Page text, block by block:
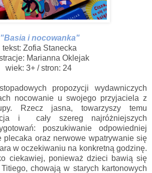
"Basia i nocowanka"
tekst: Zofia Stanecka
Marianna Oklejak
wiek: 3+ / stron: 24
propozycji wydawniczych
nocowanie u swojego przyjaciela z
Rzecz jasna, towarzyszy temu
i cały szereg najróżniejszych
poszukiwanie odpowiedniej
plecaka oraz nerwowe wpatrywanie się
w oczekiwaniu na konkretną godzinę.
ciekawiej, ponieważ dzieci bawią się
chowają w starych kartonowych